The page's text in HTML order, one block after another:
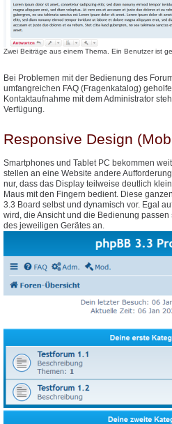
Zwei Beiträge aus einem Thema. Ein Benutzer ist
Bei Problemen mit der Bedienung des
umfangreichen FAQ (Fragenkatalog)
Kontaktaufnahme mit dem Administrator
Verfügung.
Responsive Design
Smartphones und Tablet PC bekommen
stellen an eine Website andere
nur, dass das Display teilweise deutlich
Maus mit den Fingern bedient. Diese
3.3 Board selbst und dynamisch vor. Egal
wird, die Ansicht und die Bedienung
des jeweiligen Gerätes an.